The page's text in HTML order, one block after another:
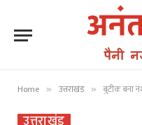
Home » उत्तराखंड » बुटीक बना